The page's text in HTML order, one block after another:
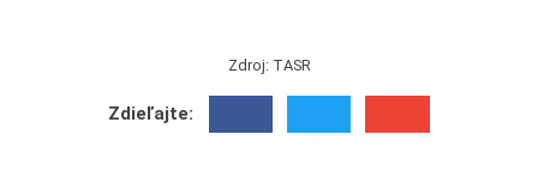
Zdroj: TASR
Zdieľajte: